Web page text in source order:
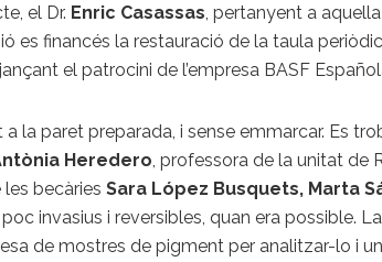
el Dr. Enric Casassas , pertanyent a
es financés la restauració de la taula
el patrocini de l’empresa BASF
a la paret preparada, i sense emmarcar. Es
Heredero , professora de la unitat de
les becàriesSara López Busquets, Marta
invasius i reversibles, quan era possible.
de mostres de pigment per analitzar-lo i